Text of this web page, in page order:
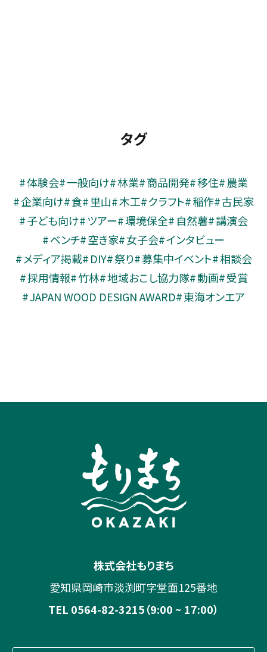
タグ
体験会 一般向け 林業 商品開発 移住
農業
企業向け 食 里山 木工 クラフト 稲作 古民家
子ども向け
ツアー 環境保全 自然薯 講演会
ベンチ 空き家 女子会 インタビュー
メディア掲載 DIY 祭り 募集中イベント 相談会
採用情報 竹林 地域おこし協力隊 動画 受賞
JAPAN WOOD DESIGN AWARD 東海オンエア
株式会社もりまち
愛知県岡崎市淡渕町字堂面125番地
TEL 0564-82-3215（9:00 ~ 17:00）